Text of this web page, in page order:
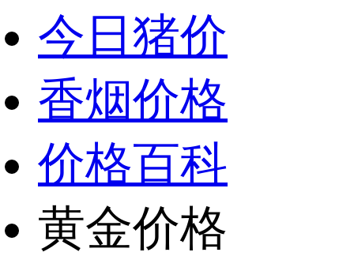
今日猪价
香烟价格
价格百科
黄金价格